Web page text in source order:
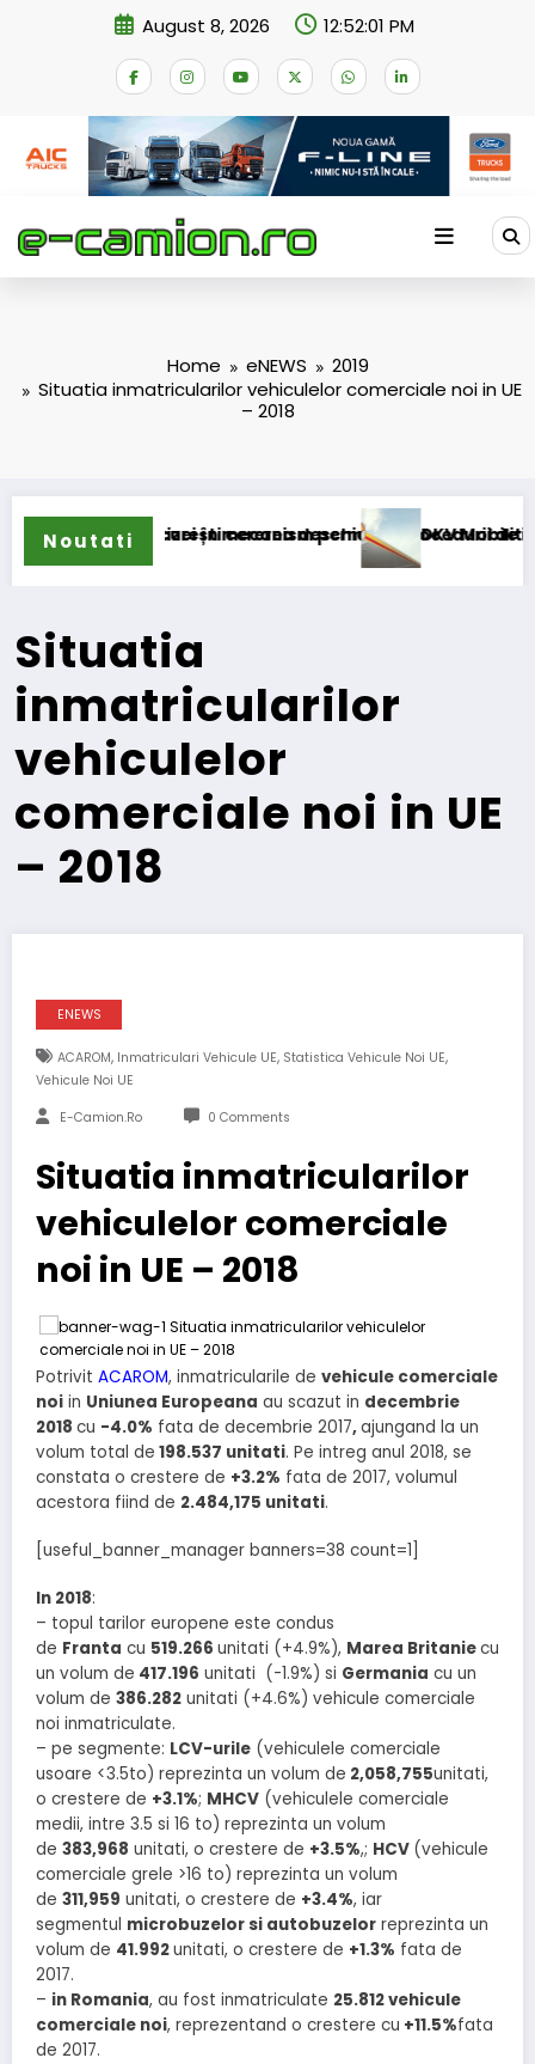
August 8, 2026 12:52:01 PM
Home eNEWS
2019
Situatia inmatricularilor vehiculelor comerciale noi in UE
– 2018
Noutati
în mecanism permanent
București cererea deschiderii procedurii de insolvență
DKV Mobility și Shell își
Situatia
inmatricularilor
vehiculelor
comerciale noi in UE
– 2018
ENEWS
ACAROM, Inmatriculari Vehicule UE, Statistica Vehicule Noi UE,
Vehicule Noi UE
E-Camion.ro 0 Comments
Situatia inmatricularilor
vehiculelor comerciale
noi in UE – 2018
Potrivit ACAROM, inmatricularile de vehicule comerciale
noi in Uniunea Europeana au scazut in decembrie
2018 cu -4.0% fata de decembrie 2017,ajungand la un
volum total de 198.537 unitati. Pe intreg anul 2018, se
constata o crestere de +3.2% fata de 2017, volumul
acestora fiind de 2.484,175 unitati.
[useful_banner_manager banners=38 count=1]
In 2018:
– topul tarilor europene este condus
de Franta cu 519.266 unitati (+4.9%), Marea Britaniecu
un volum de 417.196 unitati (-1.9%) si Germania cu un
volum de 386.282 unitati (+4.6%) vehicule comerciale
noi inmatriculate.
– pe segmente: LCV-urile (vehiculele comerciale
usoare <3.5to) reprezinta un volum de 2,058,755unitati,
o crestere de +3.1%; MHCV (vehiculele comerciale
medii, intre 3.5 si 16 to) reprezinta un volum
de 383,968 unitati, o crestere de +3.5%,; HCV (vehicule
comerciale grele >16 to) reprezinta un volum
de 311,959 unitati, o crestere de +3.4%, iar
segmentul microbuzelor si autobuzelor reprezinta un
volum de 41.992unitati, o crestere de +1.3% fata de
2017.
– in Romania, au fost inmatriculate 25.812 vehicule
comerciale noi, reprezentand o crestere cu +11.5%fata
de 2017.